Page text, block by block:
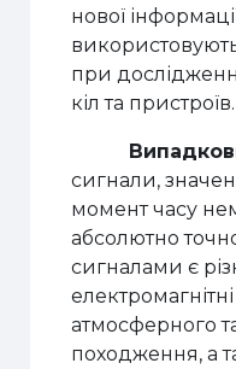
нової
при
кіл та пристроїв.
сигнали,
момент часу
абсолютно
сигналами є
атмосферного
походження, а